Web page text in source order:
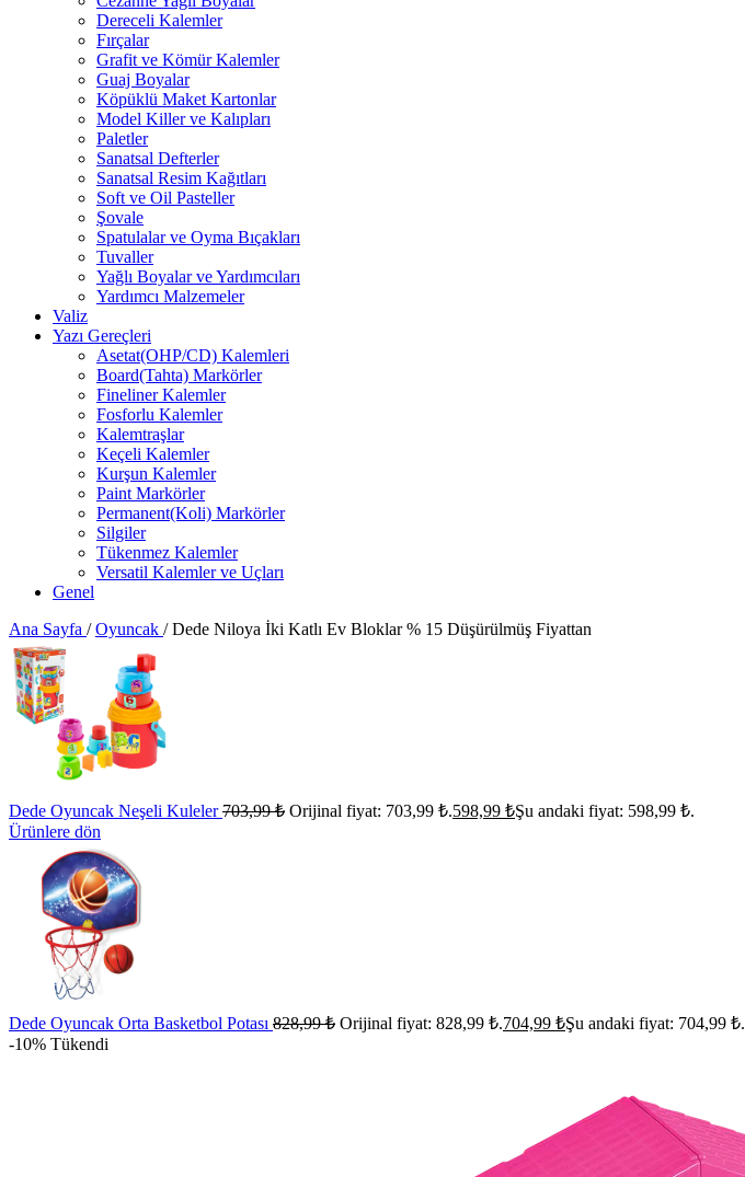
Dereceli Kalemler
Fırçalar
Grafit ve Kömür Kalemler
Guaj Boyalar
Köpüklü Maket Kartonlar
Model Killer ve Kalıpları
Paletler
Sanatsal Defterler
Sanatsal Resim Kağıtları
Soft ve Oil Pasteller
Şovale
Spatulalar ve Oyma Bıçakları
Tuvaller
Yağlı Boyalar ve Yardımcıları
Yardımcı Malzemeler
Valiz
Yazı Gereçleri
Asetat(OHP/CD) Kalemleri
Board(Tahta) Markörler
Fineliner Kalemler
Fosforlu Kalemler
Kalemtraşlar
Keçeli Kalemler
Kurşun Kalemler
Paint Markörler
Permanent(Koli) Markörler
Silgiler
Tükenmez Kalemler
Versatil Kalemler ve Uçları
Genel
Ana Sayfa / Oyuncak / Dede Niloya İki Katlı Ev Bloklar % 15 Düşürülmüş Fiyattan
Dede Oyuncak Neşeli Kuleler703,99₺ Orijinal fiyat: 703,99 ₺.598,99 ₺Şu andaki fiyat: 598,99 ₺.
Ürünlere dön
Dede Oyuncak Orta Basketbol Potası 828,99₺ Orijinal fiyat: 828,99 ₺.704,99 ₺Şu andaki fiyat: 704,99 ₺.
-10% Tükendi